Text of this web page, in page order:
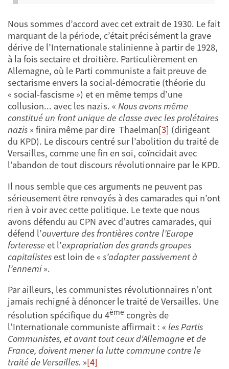
Nous sommes d’accord avec cet extrait de 1930. Le fait
marquant de la période, c’était précisément la grave
dérive de l’Internationale stalinienne à partir de 1928,
à la fois sectaire et droitière. Particulièrement en
Allemagne, où le Parti communiste a fait preuve de
sectarisme envers la social-démocratie (théorie du
« social-fascisme ») et en même temps d’une
collusion... avec les nazis. « Nous avons même
constitué un front unique de classe avec les prolétaires
nazis » finira même par dire Thaelman[3] (dirigeant
du KPD). Le discours centré sur l’abolition du traité de
Versailles, comme une fin en soi, coïncidait avec
l’abandon de tout discours révolutionnaire par le KPD.
Il nous semble que ces arguments ne peuvent pas
sérieusement être renvoyés à des camarades qui n’ont
rien à voir avec cette politique. Le texte que nous
avons défendu au CPN avec d’autres camarades, qui
défend l’ouverture des frontières contre l’Europe
forteresse et l’expropriation des grands groupes
capitalistes est loin de « s’adapter passivement à
l’ennemi».
Par ailleurs, les communistes révolutionnaires n’ont
jamais rechigné à dénoncer le traité de Versailles. Une
résolution spécifique du 4ème congrès de
l’Internationale communiste affirmait : « les Partis
Communistes, et avant tout ceux d'Allemagne et de
France, doivent mener la lutte commune contre le
traité de Versailles. »[4]